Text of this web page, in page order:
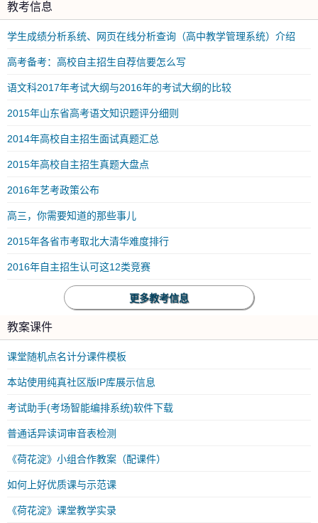
教考信息
学生成绩分析系统、网页在线分析查询（高中教学管理系统）介绍
高考备考：高校自主招生自荐信要怎么写
语文科2017年考试大纲与2016年的考试大纲的比较
2015年山东省高考语文知识题评分细则
2014年高校自主招生面试真题汇总
2015年高校自主招生真题大盘点
2016年艺考政策公布
高三，你需要知道的那些事儿
2015年各省市考取北大清华难度排行
2016年自主招生认可这12类竞赛
更多教考信息
教案课件
课堂随机点名计分课件模板
本站使用纯真社区版IP库展示信息
考试助手(考场智能编排系统)软件下载
普通话异读词审音表检测
《荷花淀》小组合作教案（配课件）
如何上好优质课与示范课
《荷花淀》课堂教学实录